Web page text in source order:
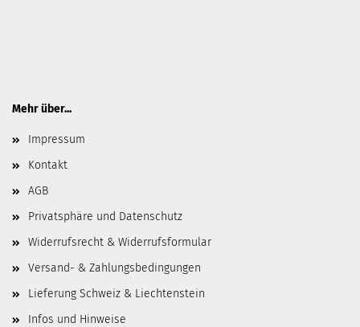
Mehr über...
Impressum
Kontakt
AGB
Privatsphäre und Datenschutz
Widerrufsrecht & Widerrufsformular
Versand- & Zahlungsbedingungen
Lieferung Schweiz & Liechtenstein
Infos und Hinweise